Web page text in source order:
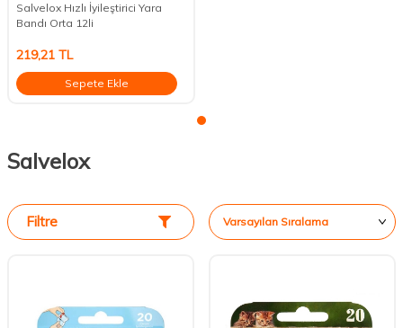
Salvelox Hızlı İyileştirici Yara
Bandı Orta 12li
219,21 TL
Sepete Ekle
Salvelox
Filtre